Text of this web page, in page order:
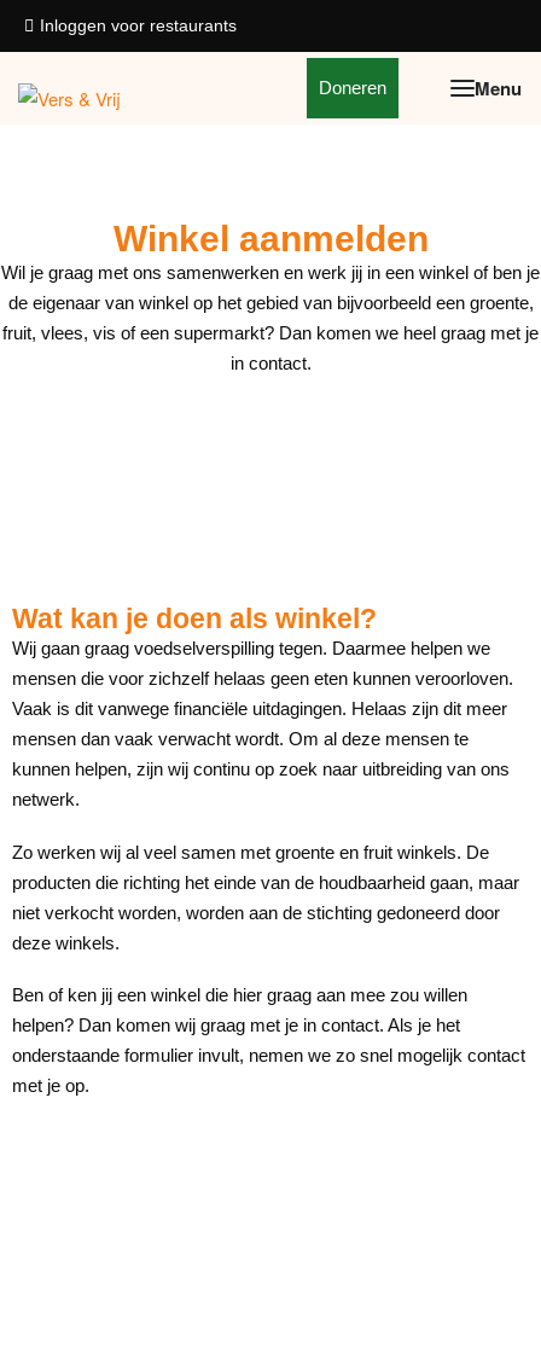
Inloggen voor restaurants
Doneren
Winkel aanmelden
Wil je graag met ons samenwerken en werk jij in een winkel of ben je
de eigenaar van winkel op het gebied van bijvoorbeeld een groente,
fruit, vlees, vis of een supermarkt? Dan komen we heel graag met je
in contact.
Wat kan je doen als winkel?
Wij gaan graag voedselverspilling tegen. Daarmee helpen we
mensen die voor zichzelf helaas geen eten kunnen veroorloven.
Vaak is dit vanwege financiële uitdagingen. Helaas zijn dit meer
mensen dan vaak verwacht wordt. Om al deze mensen te
kunnen helpen, zijn wij continu op zoek naar uitbreiding van ons
netwerk.
Zo werken wij al veel samen met groente en fruit winkels. De
producten die richting het einde van de houdbaarheid gaan, maar
niet verkocht worden, worden aan de stichting gedoneerd door
deze winkels.
Ben of ken jij een winkel die hier graag aan mee zou willen
helpen? Dan komen wij graag met je in contact. Als je het
onderstaande formulier invult, nemen we zo snel mogelijk contact
met je op.